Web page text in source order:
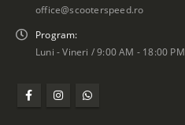
office@scooterspeed.ro
Program:
Luni - Vineri / 9:00 AM - 18:00 PM